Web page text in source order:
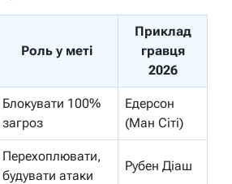
Роль у меті
Приклад
гравця
2026
Блокувати 100%
загроз
Едерсон
(Ман Сіті)
Перехоплювати,
будувати атаки
Рубен Діаш